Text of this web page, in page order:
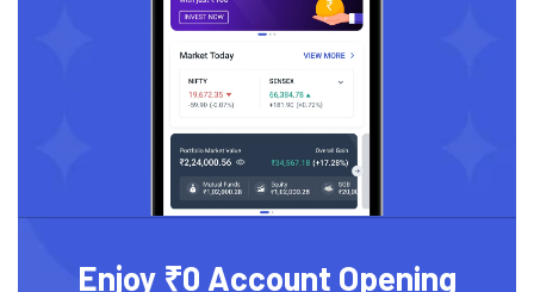
Enjoy ₹0 Account Opening